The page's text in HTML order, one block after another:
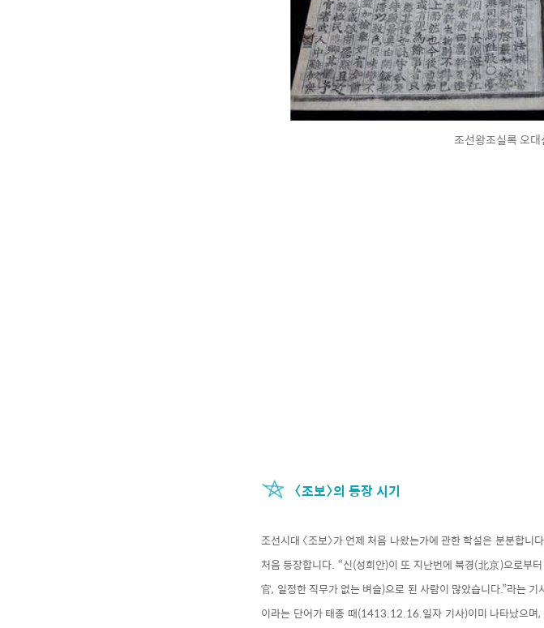
조선왕조실록 오
〈조보〉의 등장 시기
조선시대 〈조보〉가 언제 처음 나왔는가에 관한 학설은 분분합
처음 등장합니다. “신(성희안)이 또 지난번에 북경(北京)으로부
官, 일정한 직무가 없는 벼슬)으로 된 사람이 많았습니다.”라는
이라는 단어가 태종 때(1413.12.16.일자 기사)이미 나타났으며